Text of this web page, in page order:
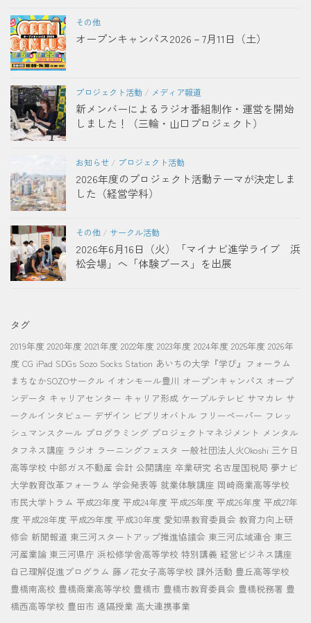
その他
オープンキャンパス2026－7月11日（土）
プロジェクト活動 / メディア報道
新メンバーによるラジオ番組制作・運営を開始
しました！（三輪・山口プロジェクト）
お知らせ / プロジェクト活動
2026年度のプロジェクト活動テーマが決定しま
した（経営学科）
その他 / サークル活動
2026年6月16日（火）「マイナビ進学ライブ 浜
松会場」へ「体験ブース」を出展
タグ
2019年度 2020年度 2021年度 2022年度 2023年度 2024年度 2025年度 2026年
度 CG iPad SDGs Sozo Socks Station あいちの大学『学び』フォーラム
まちなかSOZOサークル イオンモール豊川 オープンキャンパス オープ
ンデータ キャリアセンター キャリア形成 ケーブルテレビ サマカレ サ
ークルインタビュー デザイン ビブリオバトル フリーペーパー フレッ
シュマンスクール プログラミング プロジェクトマネジメント メンタル
タフネス講座 ラジオ ラーニングフェスタ 一般社団法人火Okoshi 三ケ日
高等学校 中部ガス不動産 会計 公開講座 卒業研究 名古屋国税局 夢ナビ
大学教育改革フォーラム 学会発表等 就業体験講座 岡崎商業高等学校
市民大学トラム 平成23年度 平成24年度 平成25年度 平成26年度 平成27年
度 平成28年度 平成29年度 平成30年度 愛知県教育委員会 教育力向上研
修会 新聞報道 東三河スタートアップ推進協議会 東三河広域連合 東三
河産業論 東三河県庁 浜松修学舎高等学校 特別講義 経営ビジネス講座
自己理解促進プログラム 藤ノ花女子高等学校 課外活動 豊丘高等学校
豊橋南高校 豊橋商業高等学校 豊橋市 豊橋市教育委員会 豊橋税務署 豊
橋西高等学校 豊田市 遠隔授業 高大連携事業